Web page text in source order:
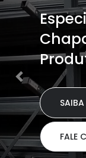
FALE